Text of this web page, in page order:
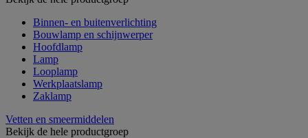
Binnen- en buitenverlichting
Bouwlamp en schijnwerper
Hoofdlamp
Lamp
Looplamp
Werkplaatslamp
Zaklamp
Vetten en smeermiddelen
Bekijk de hele productgroep